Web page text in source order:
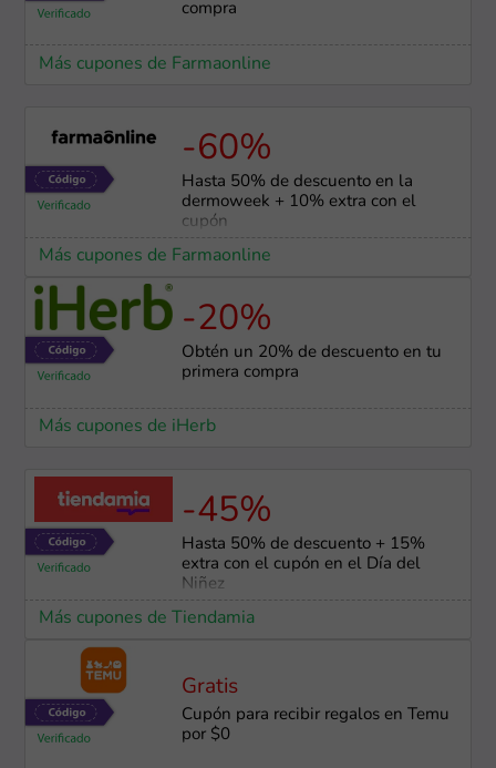
compra
Más cupones de Farmaonline
-60%
Hasta 50% de descuento en la
dermoweek + 10% extra con el
cupón
Más cupones de Farmaonline
-20%
Obtén un 20% de descuento en tu
primera compra
Más cupones de iHerb
-45%
Hasta 50% de descuento + 15%
extra con el cupón en el Día del
Niñez
Más cupones de Tiendamia
Gratis
Cupón para recibir regalos en Temu
por $0